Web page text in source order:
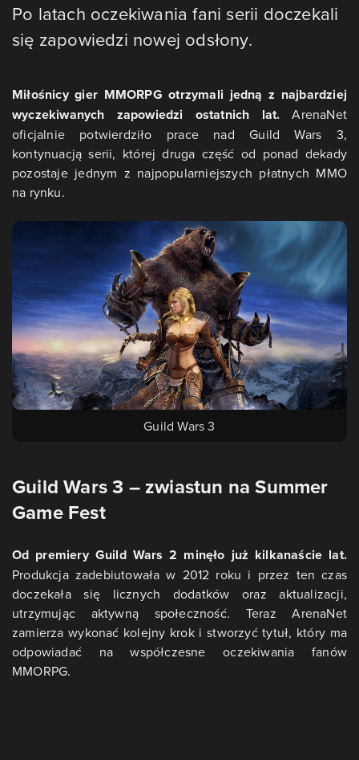
Po latach oczekiwania fani serii doczekali
się zapowiedzi nowej odsłony.
Miłośnicy gier MMORPG otrzymali jedną z najbardziej
wyczekiwanych zapowiedzi ostatnich lat. ArenaNet
oficjalnie potwierdziło prace nad Guild Wars 3,
kontynuacją serii, której druga część od ponad dekady
pozostaje jednym z najpopularniejszych płatnych MMO
na rynku.
Guild Wars 3
Guild Wars 3 – zwiastun na Summer
Game Fest
Od premiery Guild Wars 2 minęło już kilkanaście lat.
Produkcja zadebiutowała w 2012 roku i przez ten czas
doczekała się licznych dodatków oraz aktualizacji,
utrzymując aktywną społeczność. Teraz ArenaNet
zamierza wykonać kolejny krok i stworzyć tytuł, który ma
odpowiadać na współczesne oczekiwania fanów
MMORPG.